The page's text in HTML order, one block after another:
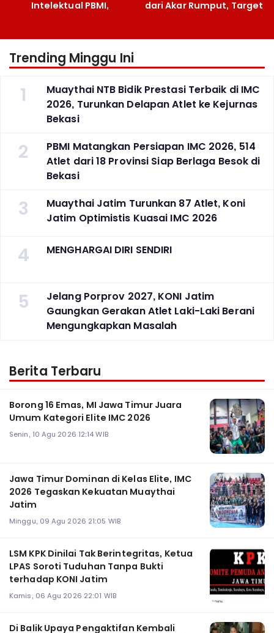
Intelektual PBMI,
dari Akar Rumput, Target
Trending Minggu Ini
1
Muaythai NTB Bidik Prestasi Terbaik di IMC
2026, Turunkan Delapan Atlet ke Kejurnas
Bekasi
2
PBMI Matangkan Persiapan IMC 2026, 514
Atlet dari 18 Provinsi Siap Berlaga Besok di
Bekasi
3
Muaythai Jatim Turunkan 87 Atlet, Koni
Jatim Optimistis Kuasai IMC 2026
4 MENGHARGAI DIRI SENDIRI
5
Jelang Porprov 2027, KONI Jatim
Gaungkan Gerakan Atlet Laki-Laki Berani
Mengungkapkan Masalah
Berita Terbaru
Borong 16 Emas, MI Jawa Timur Juara
Umum Kategori Elite IMC 2026
Senin, 10 Agu 2026 12:14 WIB
Jawa Timur Dominan di Kelas Elite, IMC
2026 Tegaskan Kekuatan Muaythai
Jatim
Minggu, 09 Agu 2026 21:05 WIB
LSM KPK Dinilai Tak Berintegritas, Ketua
LPAS Soroti Tuduhan Tanpa Bukti
terhadap KONI Jatim
Kamis, 06 Agu 2026 22:01 WIB
Di Balik Upaya Pengaktifan Kembali